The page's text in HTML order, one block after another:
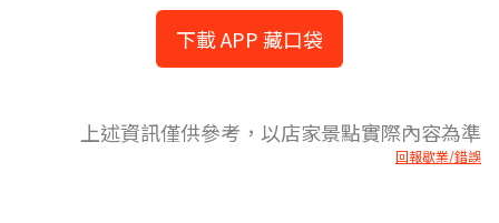
下載 APP 藏口袋
上述資訊僅供參考，以店家景點實際內容為準
回報歇業/錯誤